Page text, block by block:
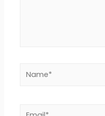
Name*
Email*